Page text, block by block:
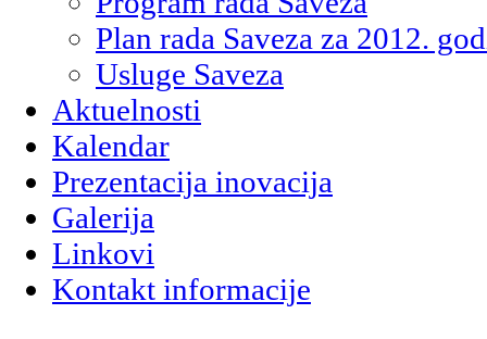
Plan rada Saveza za 2012.
Usluge Saveza
Aktuelnosti
Kalendar
Prezentacija inovacija
Galerija
Linkovi
Kontakt informacije